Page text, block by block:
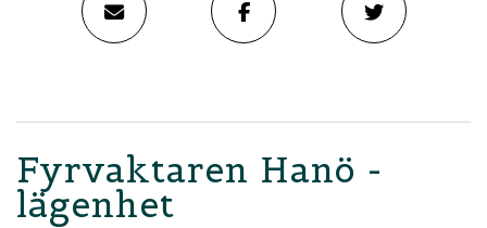
Fyrvaktaren Hanö -
lägenhet